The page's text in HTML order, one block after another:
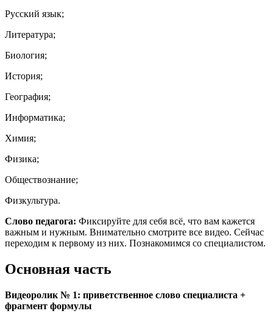
Русский язык;
Литература;
Биология;
История;
География;
Информатика;
Химия;
Физика;
Обществознание;
Физкультура.
Слово педагога: Фиксируйте для себя всё, что вам кажется
важным и нужным. Внимательно смотрите все видео. Сейчас
переходим к первому из них. Познакомимся со специалистом.
Основная часть
Видеоролик № 1: приветственное слово специалиста +
фрагмент формулы